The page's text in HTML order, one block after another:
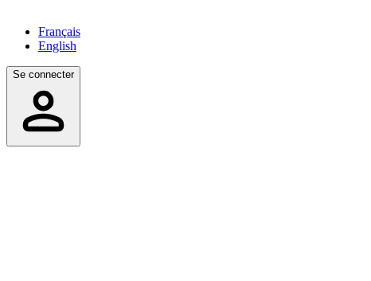
Français
English
Se connecter